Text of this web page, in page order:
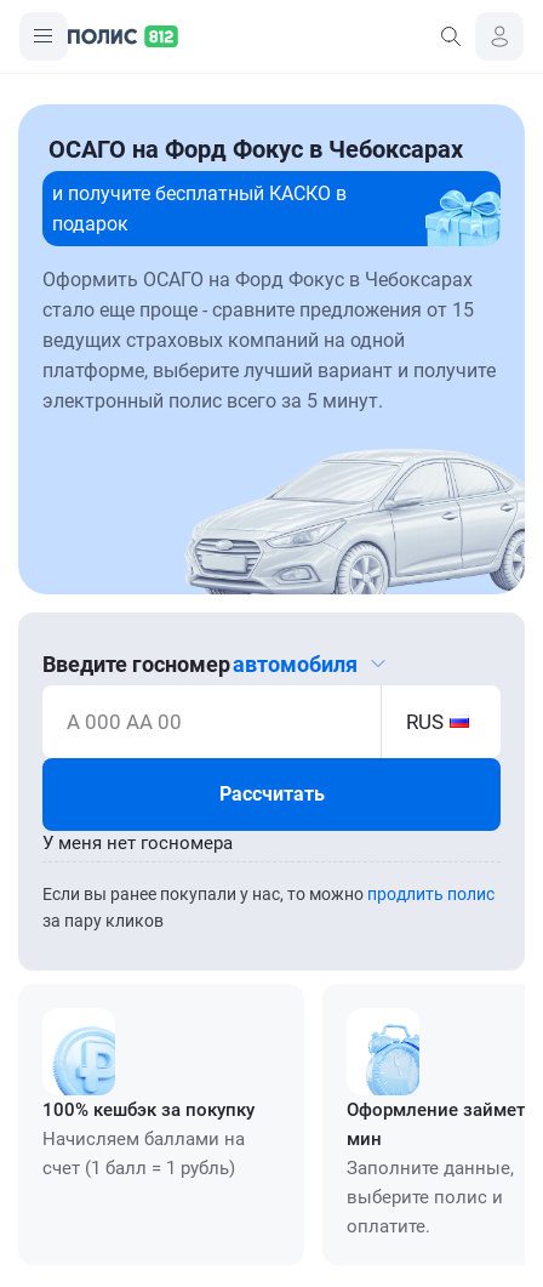
ОСАГО на Форд Фокус в Чебоксарах
и получите бесплатный КАСКО в
подарок
Оформить ОСАГО на Форд Фокус в Чебоксарах
стало еще проще - сравните предложения от 15
ведущих страховых компаний на одной
платформе, выберите лучший вариант и получите
электронный полис всего за 5 минут.
Введите госномеравтомобиля
А 000 АА 00 RUS
Рассчитать
Если вы ранее покупали у нас, то можно продлить полис
за пару кликов
У меня нет госномера
100% кешбэк за покупку
Начисляем баллами на
счет (1 балл = 1 рубль)
Оформление займет
мин
Заполните данные,
выберите полис и
оплатите.